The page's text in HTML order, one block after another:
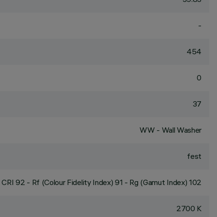
-
454
0
37
WW - Wall Washer
fest
CRI92 - Rf (Colour Fidelity Index) 91 - Rg (Gamut Index) 102
2700 K